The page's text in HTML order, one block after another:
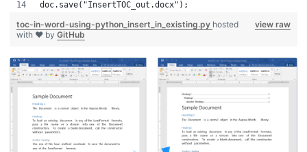
doc.save("InsertTOC_out.docx");
view raw
toc-in-word-using-python_insert_in_existing.py hosted
with ❤ by GitHub